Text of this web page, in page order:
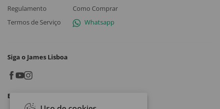
Regulamento
Termos de Serviço
Como Comprar
Whatsapp
Siga o James Lisboa
Baixe o App